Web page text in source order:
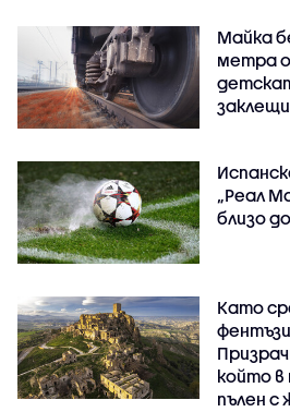
Майка
метра
„Реал
близо
Като
който в
пълен